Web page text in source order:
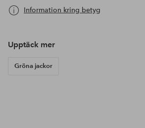
Information kring betyg
Upptäck mer
Gröna jackor